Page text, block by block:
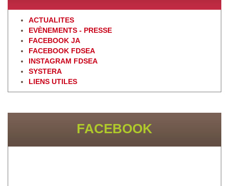
ACTUALITES
EVÈNEMENTS - PRESSE
FACEBOOK JA
FACEBOOK FDSEA
INSTAGRAM FDSEA
SYSTERA
LIENS UTILES
FACEBOOK